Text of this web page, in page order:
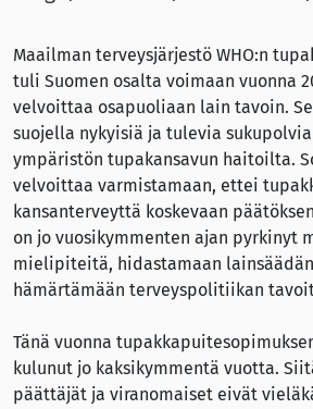
Maailman terveysjärjestö WHO:n
tuli Suomen osalta voimaan vuonna
velvoittaa osapuoliaan lain tavoin.
suojella nykyisiä ja tulevia
ympäristön tupakansavun haitoilta.
velvoittaa varmistamaan, ettei
kansanterveyttä koskevaan
on jo vuosikymmenten ajan pyrkinyt
mielipiteitä, hidastamaan
hämärtämään terveyspolitiikan
Tänä vuonna
kulunut jo kaksikymmentä vuotta.
päättäjät ja viranomaiset eivät